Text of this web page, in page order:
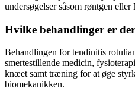
undersøgelser såsom røntgen
Hvilke behandlinger er
Behandlingen for tendinitis
smertestillende medicin,
knæet samt træning for at øge
biomekanikken.